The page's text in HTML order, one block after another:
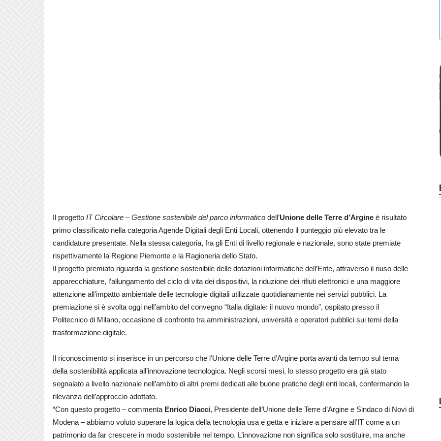
Il progetto IT Circolare – Gestione sostenibile del parco informaticodell’Unione delle Terre d’Argineè risultato
primo classificato nella categoria Agende Digitali degli Enti Locali, ottenendo il punteggio più elevato tra le
candidature presentate. Nella stessa categoria, fra gli Enti di livello regionale e nazionale, sono state premiate
rispettivamente la Regione Piemonte e la Ragioneria dello Stato.
Il progetto premiato riguarda la gestione sostenibile delle dotazioni informatiche dell’Ente, attraverso il riuso delle
apparecchiature, l’allungamento del ciclo di vita dei dispositivi, la riduzione dei rifiuti elettronici e una maggiore
attenzione all’impatto ambientale delle tecnologie digitali utilizzate quotidianamente nei servizi pubblici. La
premiazione si è svolta oggi nell’ambito del convegno “Italia digitale: il nuovo mondo”, ospitato presso il
Politecnico di Milano, occasione di confronto tra amministrazioni, università e operatori pubblici sui temi della
trasformazione digitale.
Il riconoscimento si inserisce in un percorso che l’Unione delle Terre d’Argine porta avanti da tempo sul tema
della sostenibilità applicata all’innovazione tecnologica. Negli scorsi mesi, lo stesso progetto era già stato
segnalato a livello nazionale nell’ambito di altri premi dedicati alle buone pratiche degli enti locali, confermando la
rilevanza dell’approccio adottato.
“Con questo progetto – commenta Enrico Diacci, Presidente dell’Unione delle Terre d’Argine e Sindaco di Novi di
Modena – abbiamo voluto superare la logica della tecnologia usa e getta e iniziare a pensare all’IT come a un
patrimonio da far crescere in modo sostenibile nel tempo. L’innovazione non significa solo sostituire, ma anche